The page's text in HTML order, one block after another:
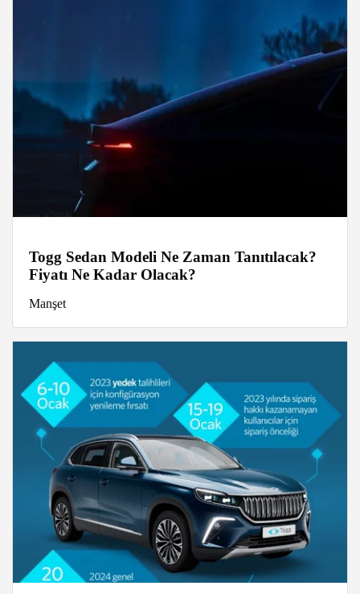
Togg Sedan Modeli Ne Zaman Tanıtılacak?
Fiyatı Ne Kadar Olacak?
Manşet